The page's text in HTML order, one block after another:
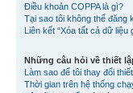
Điều khoản COPPA là gì?
Tại sao tôi không thể đăng
Liên kết “Xóa tất cả dữ
Những câu hỏi về thiết
Làm sao để tôi thay đổi
Thời gian trên hệ thống